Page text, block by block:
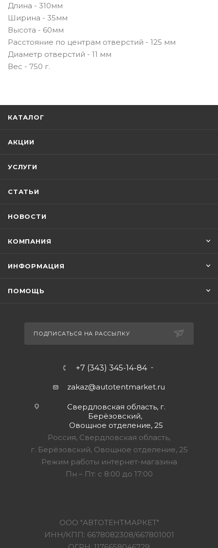
Длина - 310мм
Ширина - 35мм
Высота - 60мм
Расстояние по центрам отверстий - 125 мм
Диаметр отверстий - 11 мм
Вес - 750 г.
КАТАЛОГ
АКЦИИ
УСЛУГИ
СТАТЬИ
НОВОСТИ
КОМПАНИЯ
ИНФОРМАЦИЯ
ПОМОЩЬ
ПОДПИСАТЬСЯ НА РАССЫЛКУ
+7 (343) 345-14-84
zakaz@autotentmarket.ru
Свердловская область, г.
Берёзовский,
Овощное отделение, 25
Россия, Свердловская область,
г. Берёзовский, Овощное отделение, 25
Режим работы интернет-магазина
Пн – Пт: с 8:00 до 17:00
ООО "АВТОТЕНТМАРКЕТ"
ИНН/КПП: 6678082308/667801001